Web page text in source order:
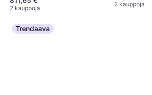
2 kauppoja
2 kauppoja
Trendaava